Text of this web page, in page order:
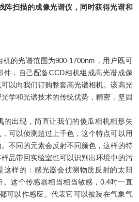
阵扫描的成像光谱仪，同时获得光谱和
光谱范围为900-1700nm，用户既可
件，自己配备CCD相机组成高光谱成像
以向我们订购整套高光谱相机。该高光
学和光谱技术的传统优势，精密，坚固
的出现，简直让我们的傻瓜相机相形失
，可以侦测超过上千色，这个特点可以用
不同的元素会反射不同颜色，这样的特
品带回实验室也可以识别出环境中的污
这样的：感光器会侦测物质反射的太阳
这个传感器相当相当敏感，0.4吋一直
可以作感应。代表它可以被装在气象气